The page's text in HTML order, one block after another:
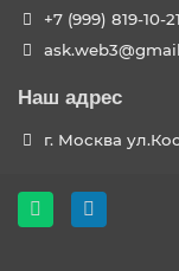
+7 (999) 819-10-21
Наш адрес
г. Москва